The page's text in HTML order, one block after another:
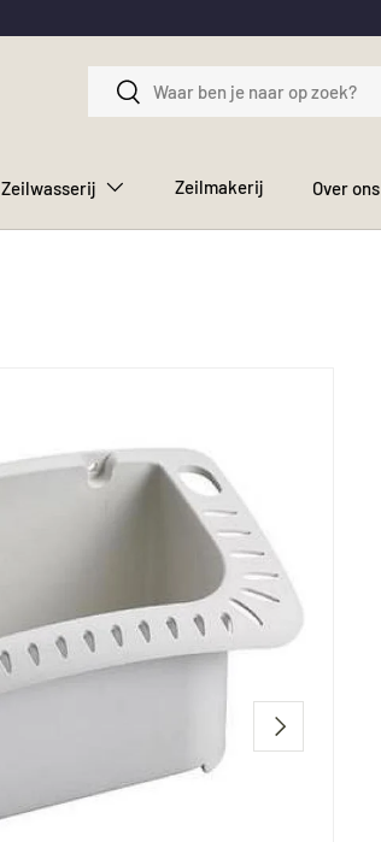
Zoeken
Zoeken
Zeilwasserij Zeilmakerij Over ons
Volgende